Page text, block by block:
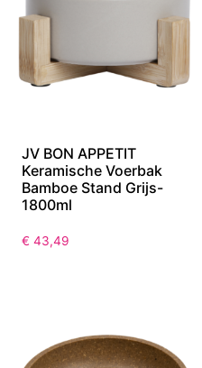
JV BON APPETIT
Keramische Voerbak
Bamboe Stand Grijs-
1800ml
€ 43,49